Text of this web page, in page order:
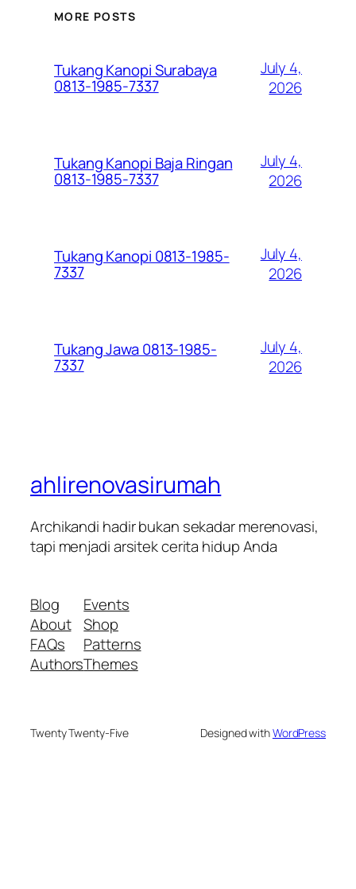
MORE POSTS
Tukang Kanopi Surabaya
0813-1985-7337
July 4,
2026
Tukang Kanopi Baja Ringan
0813-1985-7337
July 4,
2026
Tukang Kanopi 0813-1985-
7337
July 4,
2026
Tukang Jawa 0813-1985-
7337
July 4,
2026
ahlirenovasirumah
Archikandi hadir bukan sekadar merenovasi,
tapi menjadi arsitek cerita hidup Anda
Blog
About
FAQs
Authors
Events
Shop
Patterns
Themes
Twenty Twenty-Five Designed withWordPress